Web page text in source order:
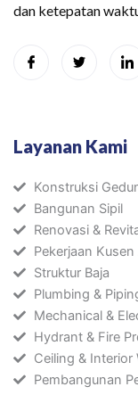
dan ketepatan
Layanan Kami
Konstruksi
Bangunan Sipil
Renovasi &
Pekerjaan
Struktur Baja
Plumbing &
Mechanical &
Hydrant & Fire
Ceiling & Interior
Pembangunan